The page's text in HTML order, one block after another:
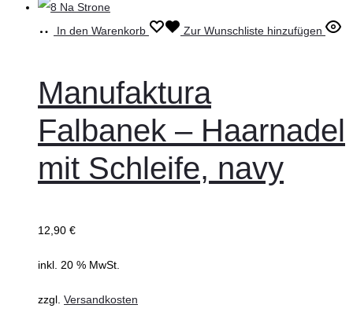
In den Warenkorb Zur Wunschliste hinzufügen
Manufaktura
Falbanek – Haarnadel
mit Schleife, navy
12,90 €
inkl. 20 % MwSt.
zzgl. Versandkosten